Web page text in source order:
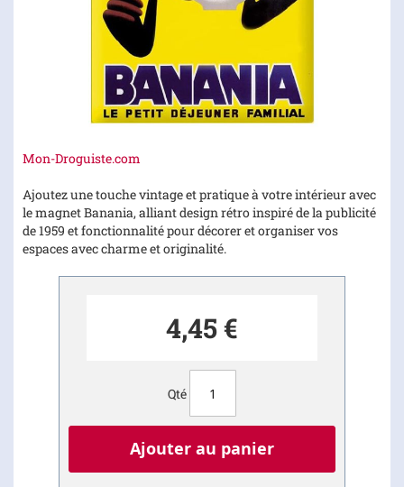
Mon-Droguiste.com
Ajoutez une touche vintage et pratique à votre intérieur avec
le magnet Banania, alliant design rétro inspiré de la publicité
de 1959 et fonctionnalité pour décorer et organiser vos
espaces avec charme et originalité.
4,45 €
Qté
Ajouter au panier
Skip
the
beginning
of
the